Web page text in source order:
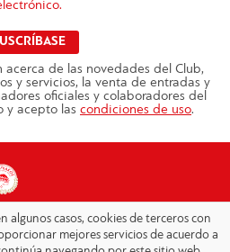
de las novedades del Club,
y servicios, la venta de entradas y
oficiales y colaboradores del
y acepto las condiciones de uso.
algunos casos, cookies de terceros con
mejores servicios de acuerdo a